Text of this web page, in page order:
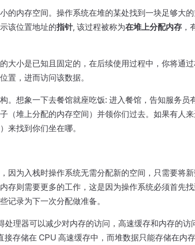
的内存空间。操作系统在堆的某处找到一块足够大
该位置地址的指针, 该过程被称为在堆上分配内存 ，
大小是已知且固定的，在后续使用过程中，你将通过
置，进而访问该数据。
。想象一下去餐馆就座吃饭: 进入餐馆，告知服务员
（堆上分配的内存空间）并领你们过去。如果有人
来找到你们坐在哪。
因为入栈时操作系统无需分配新的空间，只需要将
存则需要更多的工作，这是因为操作系统必须首先
记录为下一次分配做准备。
理器可以减少对内存的访问，高速缓存和内存的访
接存储在 CPU 高速缓存中，而堆数据只能存储在内存